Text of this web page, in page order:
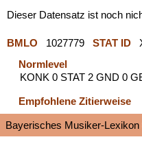
Dieser Datensatz ist noch
BMLO 1027779 STAT ID
Normlevel
KONK 0 STAT 2 GND 0
Empfohlene Zitierweise
Bayerisches Musiker-Lexikon